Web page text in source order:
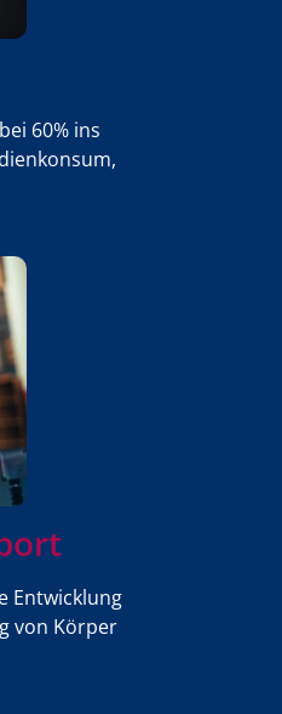
60% ins
Entwicklung
von Körper